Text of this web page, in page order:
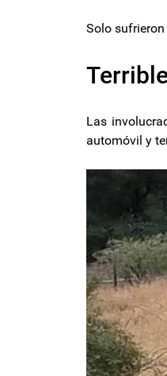
Solo
Las
automóvil y